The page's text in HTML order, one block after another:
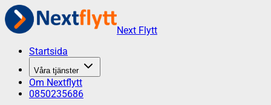
Next Flytt
Startsida
Våra tjänster
Om Nextflytt
0850235686